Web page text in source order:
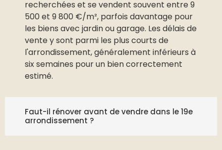
recherchées et se vendent souvent entre 9
500 et 9 800 €/m², parfois davantage pour
les biens avec jardin ou garage. Les délais de
vente y sont parmi les plus courts de
l'arrondissement, généralement inférieurs à
six semaines pour un bien correctement
estimé.
Faut-il rénover avant de vendre dans le 19e
arrondissement ?